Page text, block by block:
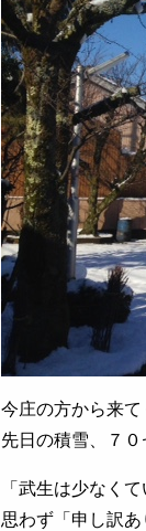
今庄の方から来
先日の積雪、７
「武生は少なく
思わず「申し訳あ